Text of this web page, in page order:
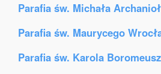
Parafia św. Michała
Parafia św. Maurycego
Parafia św. Karola